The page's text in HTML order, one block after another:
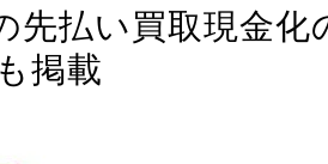
先払い買取現金化
掲載